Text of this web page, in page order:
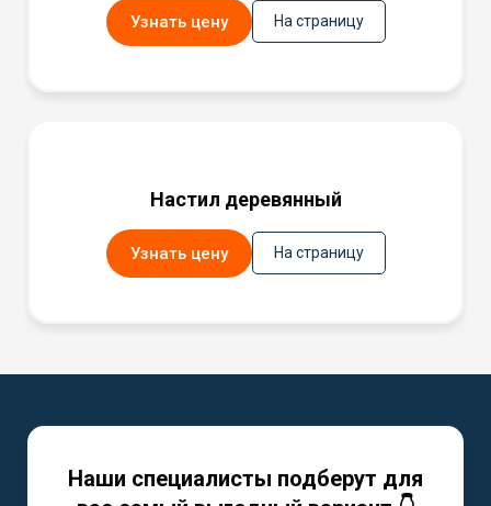
Узнать цену На страницу
Настил деревянный
Узнать цену На страницу
Наши специалисты подберут для